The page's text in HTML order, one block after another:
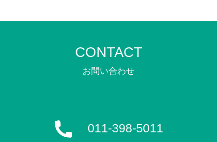
CONTACT
011-398-5011